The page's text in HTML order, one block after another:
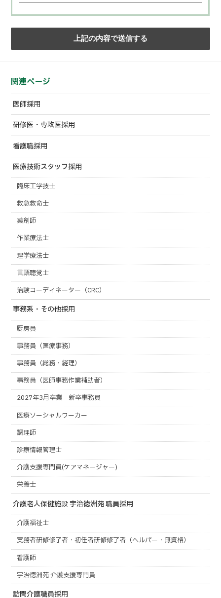
関連ページ
医師採用
研修医・専攻医採用
看護職採用
医療技術スタッフ採用
臨床工学技士
救急救命士
薬剤師
作業療法士
理学療法士
言語聴覚士
治験コーディネーター（CRC）
事務系・その他採用
厨房員
事務員（医療事務）
事務員（総務・経理）
事務員（医師事務作業補助者）
2027年3月卒業 新卒事務員
医療ソーシャルワーカー
調理師
診療情報管理士
介護支援専門員(ケアマネージャー)
栄養士
介護老人保健施設 宇治徳洲苑 職員採用
介護福祉士
実務者研修修了者・初任者研修修了者（ヘルパー・無資格）
看護師
宇治徳洲苑 介護支援専門員
訪問介護職員採用